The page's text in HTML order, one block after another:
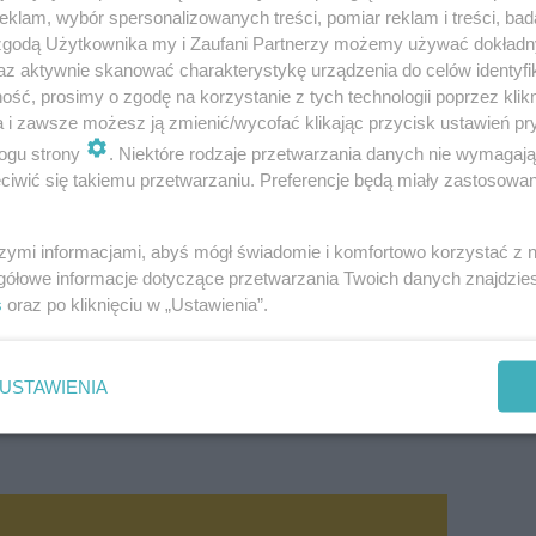
przy okazji wymiany kotła w ramach
zaplanować takie przedsięwzięcie, gdy podczas
jego rodzaj (np. ze zwykłego kotła gazowego na
lub inną biomasę).
kotła. Kotły gazowe i olejowe o małej mocy,
do stałego pobytu ludzi, np. w kuchni lub
zapotrzebowanie większości nowych domów
lub w kotłowniach będących oddzielnymi
wybór spersonalizowanych treści, pomiar reklam i treści,
Użytkownika my i Zaufani Partnerzy możemy używać
aktywnie skanować charakterystykę urządzenia do celów
prosimy o zgodę na korzystanie z tych technologii poprzez
i zawsze możesz ją zmienić/wycofać klikając przycisk ustawień
strony
. Niektóre rodzaje przetwarzania danych nie
się takiemu przetwarzaniu. Preferencje będą miały
informacjami, abyś mógł świadomie i komfortowo korzystać z
informacje dotyczące przetwarzania Twoich danych
oraz po kliknięciu w „Ustawienia”.
USTAWIENIA